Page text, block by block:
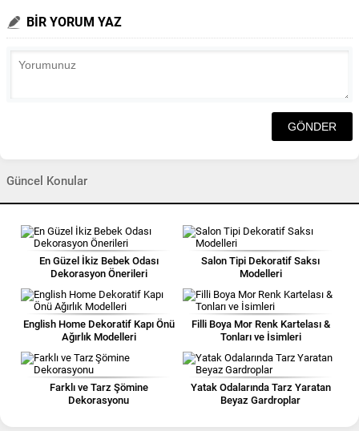
BİR YORUM YAZ
Güncel Konular
En Güzel İkiz Bebek Odası
Dekorasyon Önerileri
Salon Tipi Dekoratif Saksı
Modelleri
English Home Dekoratif Kapı Önü
Ağırlık Modelleri
Filli Boya Mor Renk Kartelası &
Tonları ve İsimleri
Farklı ve Tarz Şömine
Dekorasyonu
Yatak Odalarında Tarz Yaratan
Beyaz Gardroplar